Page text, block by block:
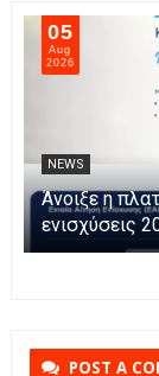
05
Aug
2026
NEWS
Άνοιξε η
ενισχύσεις
Αίτηση
POST A